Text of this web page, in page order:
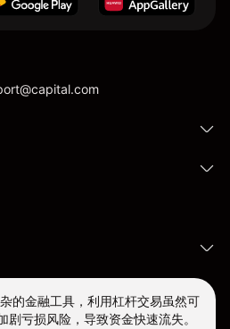
的金融工具，利用杠杆交易虽然可
亏损风险，导致资金快速流失。